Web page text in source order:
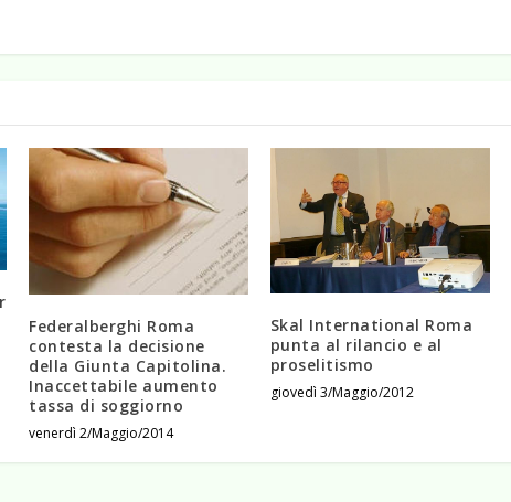
Federalberghi Roma
contesta la decisione
della Giunta Capitolina.
Inaccettabile aumento
tassa di soggiorno
venerdì 2/Maggio/2014
Skal International Roma
punta al rilancio e al
proselitismo
giovedì 3/Maggio/2012